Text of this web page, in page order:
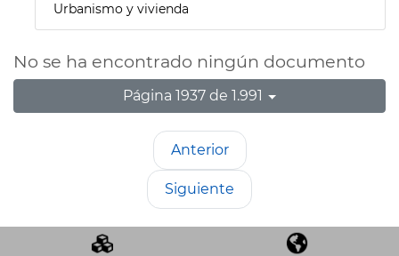
Urbanismo y vivienda
No se ha encontrado ningún documento
Página 1937 de 1.991
Anterior
Siguiente